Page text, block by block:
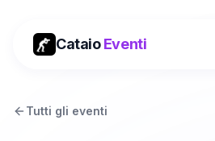
CataioEventi
Tutti gli eventi